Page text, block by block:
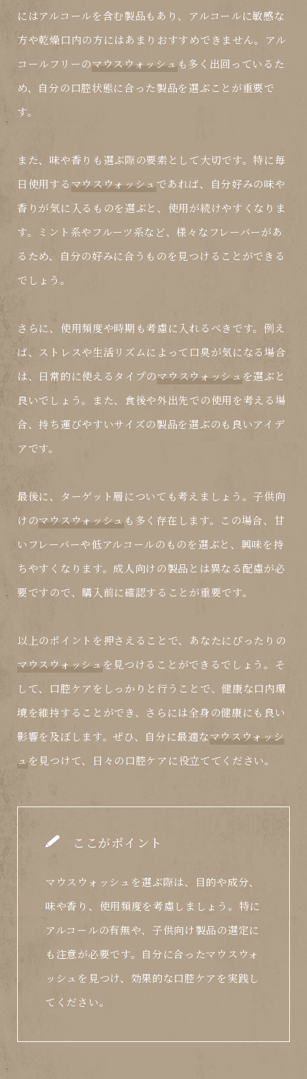
にはアルコールを含む製品もあり、アルコールに敏感な
方や乾燥口内の方にはあまりおすすめできません。アル
コールフリーのマウスウォッシュ も多く出回っているた
め、自分の口腔状態に合った製品を選ぶことが重要で
す。
また、味や香りも選ぶ際の要素として大切です。特に毎
日使用する マウスウォッシュであれば、自分好みの味や
香りが気に入るものを選ぶと、使用が続けやすくなりま
す。ミント系やフルーツ系など、様々なフレーバーがあ
るため、自分の好みに合うものを見つけることができる
でしょう。
さらに、使用頻度や時期も考慮に入れるべきです。例え
ば、ストレスや生活リズムによって口臭が気になる場合
は、日常的に使えるタイプのマウスウォッシュ を選ぶと
良いでしょう。また、食後や外出先での使用を考える場
合、持ち運びやすいサイズの製品を選ぶのも良いアイデ
アです。
最後に、ターゲット層についても考えましょう。子供向
けのマウスウォッシュ も多く存在します。この場合、甘
いフレーバーや低アルコールのものを選ぶと、興味を持
ちやすくなります。成人向けの製品とは異なる配慮が必
要ですので、購入前に確認することが重要です。
以上のポイントを押さえることで、あなたにぴったりの
マウスウォッシュ を見つけることができるでしょう。そ
して、口腔ケアをしっかりと行うことで、健康な口内環
境を維持することができ、さらには全身の健康にも良い
影響を及ぼします。ぜひ、自分に最適なマウスウォッシ
ュ を見つけて、日々の口腔ケアに役立ててください。
ここがポイント
マウスウォッシュを選ぶ際は、目的や成分、
味や香り、使用頻度を考慮しましょう。特に
アルコールの有無や、子供向け製品の選定に
も注意が必要です。自分に合ったマウスウォ
ッシュを見つけ、効果的な口腔ケアを実践し
てください。